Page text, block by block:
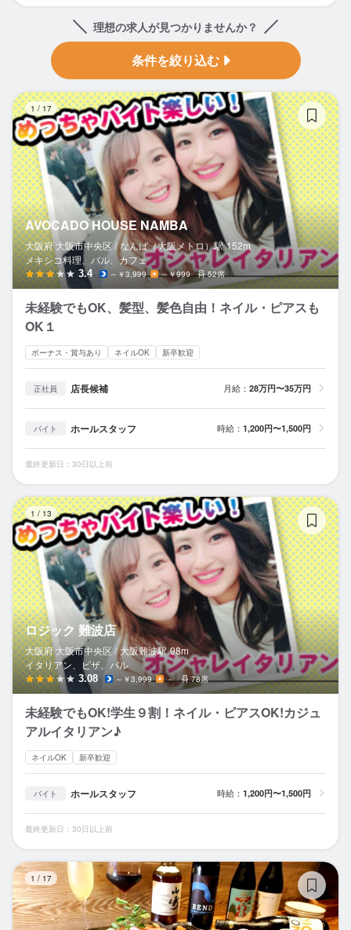
理想の求人が見つかりませんか？
条件を絞り込む
1 / 17
AVOCADO HOUSE NAMBA
大阪府 大阪市中央区 / なんば（大阪メトロ）駅 152m
メキシコ料理、バル、カフェ
3.4 ～￥3,999 ～￥999 52席
未経験でもOK、髪型、髪色自由！ネイル・ピアスも
OK１
ボーナス・賞与あり ネイルOK 新卒歓迎
正社員 店長候補 月給： 28万円〜35万円
バイト ホールスタッフ 時給： 1,200円〜1,500円
最終更新日：30日以上前
1 / 13
ロジック 難波店
大阪府 大阪市中央区 / 大阪難波駅 98m
イタリアン、ピザ、バル
3.08 ～￥3,999 － 78席
未経験でもOK!学生９割！ネイル・ピアスOK!カジュ
アルイタリアン♪
ネイルOK 新卒歓迎
バイト ホールスタッフ 時給： 1,200円〜1,500円
最終更新日：30日以上前
1 / 17